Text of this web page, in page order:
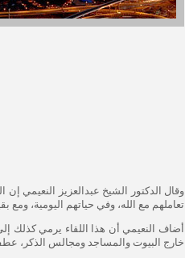
وقال الدكتور الشيخ عبدالعزيز النعيمي
تعاملهم مع الله، وفي حياتهم اليومية، ومع
أضاف النعيمي أن هذا اللقاء يرمي كذلك
خارج البيوت والمساجد ومجالس الذكر،